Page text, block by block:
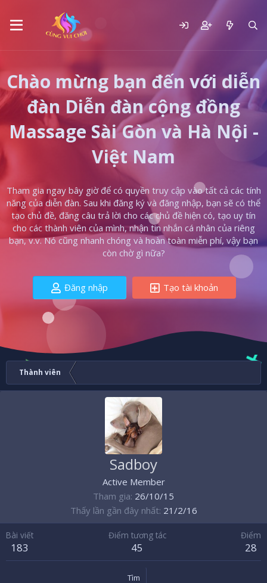
Chào mừng bạn đến với diễn
đàn Diễn đàn cộng đồng
Massage Sài Gòn và Hà Nội -
Việt Nam
Tham gia ngay bây giờ để có quyền truy cập vào tất cả các tính
năng của diễn đàn. Sau khi đăng ký và đăng nhập, bạn sẽ có thể
tạo chủ đề, đăng câu trả lời cho các chủ đề hiện có, tạo uy tín
cho các thành viên của mình, nhận tin nhắn cá nhân của riêng
bạn, v.v. Nó cũng nhanh chóng và hoàn toàn miễn phí, vậy bạn
còn chờ gì nữa?
Đăng nhập Tạo tài khoản
Thành viên
Sadboy
Active Member
Tham gia 26/10/15
Thấy lần gần đây nhất 21/2/16
Bài viết
183
Điểm tương tác
45
Điểm
28
Tìm